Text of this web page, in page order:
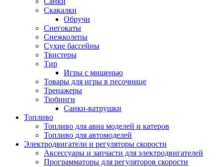
Скакалки
Обручи
Снегокаты
Снежколепы
Сухие бассейны
Твистеры
Тир
Игры с мишенью
Товары для игры в песочнице
Тренажеры
Тюбинги
Санки-ватрушки
Топливо
Топливо для авиа моделей и катеров
Топливо для автомоделей
Электродвигатели и регуляторы скорости
Аксессуары и запчасти для электродвигателей
Программаторы для регуляторов скорости